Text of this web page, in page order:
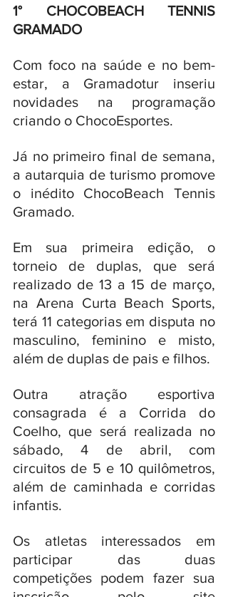
1° CHOCOBEACH TENNIS
GRAMADO
Com foco na saúde e no bem-
estar, a Gramadotur inseriu
novidades na programação
criando o ChocoEsportes.
Já no primeiro final de semana,
a autarquia de turismo promove
o inédito ChocoBeach Tennis
Gramado.
Em sua primeira edição, o
torneio de duplas, que será
realizado de 13 a 15 de março,
na Arena Curta Beach Sports,
terá 11 categorias em disputa no
masculino, feminino e misto,
além de duplas de pais e filhos.
Outra atração esportiva
consagrada é a Corrida do
Coelho, que será realizada no
sábado, 4 de abril, com
circuitos de 5 e 10 quilômetros,
além de caminhada e corridas
infantis.
Os atletas interessados em
participar das duas
competições podem fazer sua